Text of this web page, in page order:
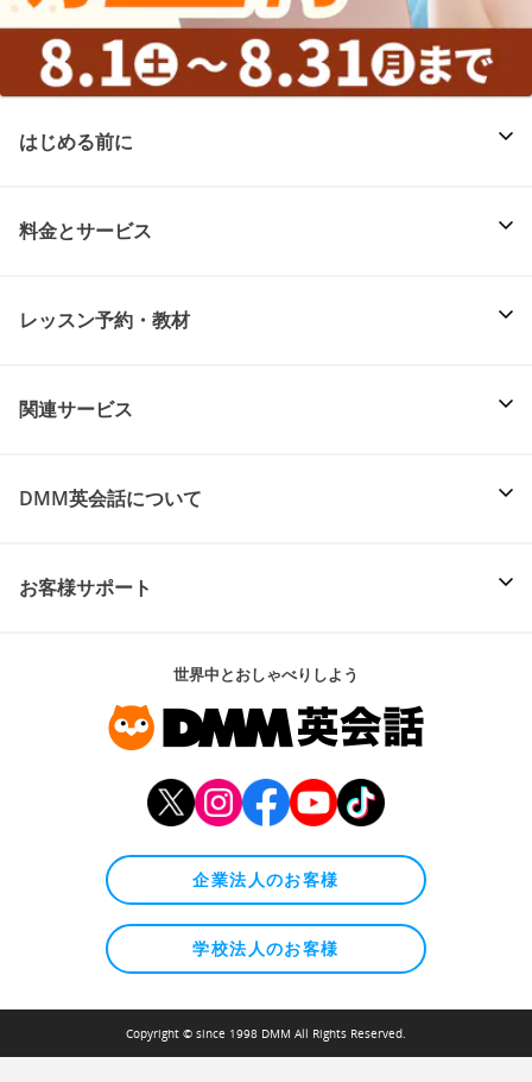
はじめる前に
料金とサービス
レッスン予約・教材
関連サービス
DMM英会話について
お客様サポート
世界中とおしゃべりしよう
企業法人のお客様
学校法人のお客様
Copyright © since 1998 DMM All Rights Reserved.